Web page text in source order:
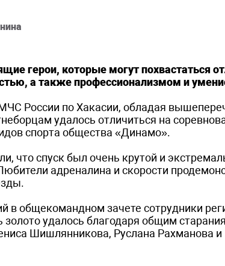
герои, которые могут похвастаться
а также профессионализмом и
России по Хакасии, обладая
удалось отличиться на
спорта общества «Динамо».
что спуск был очень крутой и
адреналина и скорости
в общекомандном зачете сотрудники
золото удалось благодаря общим
Шишлянникова, Руслана Рахманова и